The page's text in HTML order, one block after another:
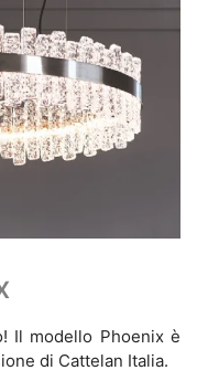
Il modello Phoenix è
di Cattelan Italia.